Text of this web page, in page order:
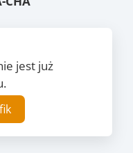
jest już